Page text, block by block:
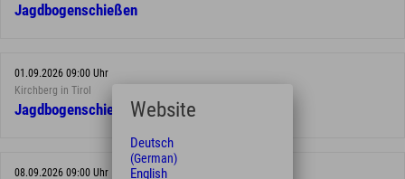
Jagdbogenschießen
01.09.2026 09:00 Uhr
Kirchberg in Tirol
Jagdbogenschießen
08.09.2026 09:00 Uhr
Website
Deutsch
(German)
English